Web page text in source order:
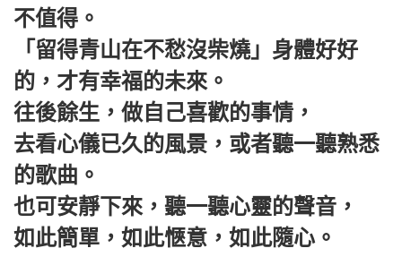
不值得。
「留得青山在不愁沒柴燒」身體好好
的，才有幸福的未來。
往後餘生，做自己喜歡的事情，
去看心儀已久的風景，或者聽一聽熟悉
的歌曲。
也可安靜下來，聽一聽心靈的聲音，
如此簡單，如此愜意，如此隨心。